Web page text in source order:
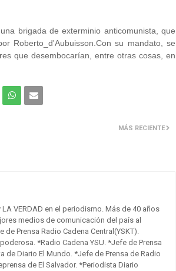
brigada de exterminio anticomunista, que
Roberto_d'Aubuisson.Con su mandato, se
que desembocarían, entre otras cosas, en
MÁS RECIENTE
VERDAD en el periodismo. Más de 40 años
medios de comunicación del país al
Prensa Radio Cadena Central(YSKT).
*Radio Cadena YSU. *Jefe de Prensa
de Diario El Mundo. *Jefe de Prensa de Radio
de El Salvador. *Periodista Diario